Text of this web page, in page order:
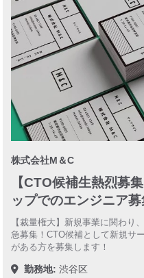
株式会社M＆C
【CTO候補生熱烈募
ップでのエンジニア募
【裁量権大】新規事業に関わり
急募集！CTO候補として新規サ
がある方を募集します！
勤務地: 渋谷区